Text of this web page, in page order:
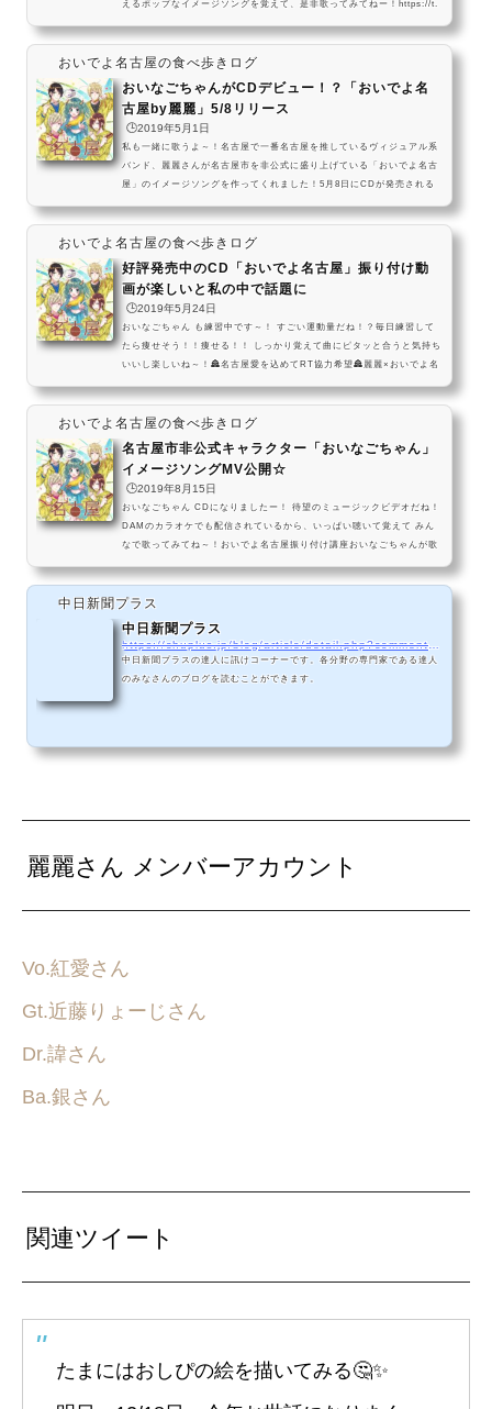
えるポップなイメージソングを覚えて、是非歌ってみてねー！https://t.
でカラオケ配信されたよ～！ す・・すごい・・！ CDや私が歌ってみた
o.5197‐94で歌えるよ～！私も練習しなきゃ...
おいでよ名古屋の食べ歩きログ
おいなごちゃんがCDデビュー！？「おいでよ名
古屋by麗麗」5/8リリース
🕒️2019年5月1日
私も一緒に歌うよ～！名古屋で一番名古屋を推しているヴィジュアル系
バンド、麗麗さんが名古屋市を非公式に盛り上げている「おいでよ名古
屋」のイメージソングを作ってくれました！5月8日にCDが発売される
古屋で一番名古屋推しのV系バンド 麗麗さんとのコラボＣＤになって5
んなも名古屋に遊びに来てねーっ pic.twitter.com/sm...
おいでよ名古屋の食べ歩きログ
好評発売中のCD「おいでよ名古屋」振り付け動
画が楽しいと私の中で話題に
🕒️2019年5月24日
おいなごちゃん も練習中です～！ すごい運動量だね！？毎日練習して
たら痩せそう！！痩せる！！ しっかり覚えて曲にピタッと合うと気持ち
いいし楽しいね～！🏯名古屋愛を込めてRT協力希望🏯麗麗×おいでよ名
から沢山の友達を誘ってみんなで踊ろう🏯🍤#麗麗#おいでよ名古屋#お
おいでよ名古屋の食べ歩きログ
名古屋市非公式キャラクター「おいなごちゃん」
イメージソングMV公開☆
🕒️2019年8月15日
おいなごちゃん CDになりましたー！ 待望のミュージックビデオだね！
DAMのカラオケでも配信されているから、いっぱい聴いて覚えて みん
なで歌ってみてね～！おいでよ名古屋振り付け講座おいなごちゃんが歌
中日新聞プラス
中日新聞プラス
https://chuplus.jp/blog/article/detail.php?comment_id=7719&#038;comment_sub_id=0&#038;category_id=588
中日新聞プラスの達人に訊けコーナーです。各分野の専門家である達人
のみなさんのブログを読むことができます。
麗麗さん メンバーアカウント
Vo.紅愛さん
Gt.近藤りょーじさん
Dr.諱さん
Ba.銀さん
関連ツイート
たまにはおしぴの絵を描いてみる🤔✨